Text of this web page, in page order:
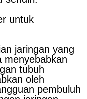
untuk
jaringan yang
menyebabkan
tubuh
oleh
pembuluh